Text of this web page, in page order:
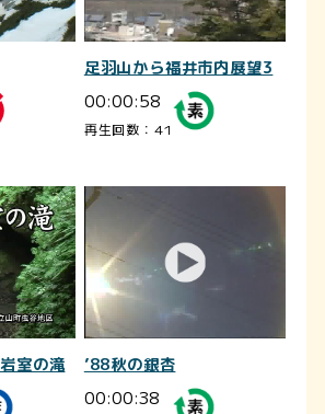
足羽山から福井市内展望3
00:00:58
再生回数：41
室の滝 ’88秋の銀杏
00:00:38